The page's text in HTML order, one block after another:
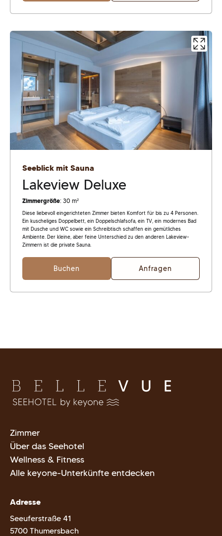
Seeblick mit Sauna
Lakeview Deluxe
Zimmergröße: 30 m²
Diese liebevoll eingerichteten Zimmer bieten Komfort für bis zu 4 Personen.
Ein kuscheliges Doppelbett, ein Doppelschlafsofa, ein TV, ein modernes Bad
mit Dusche und WC sowie ein Schreibtisch schaffen ein gemütliches
Ambiente. Der kleine, aber feine Unterschied zu den anderen Lakeview-
Zimmern ist die private Sauna.
Buchen Anfragen
Zimmer
Über das Seehotel
Wellness & Fitness
Alle keyone-Unterkünfte entdecken
Adresse
Seeuferstraße 41
5700 Thumersbach